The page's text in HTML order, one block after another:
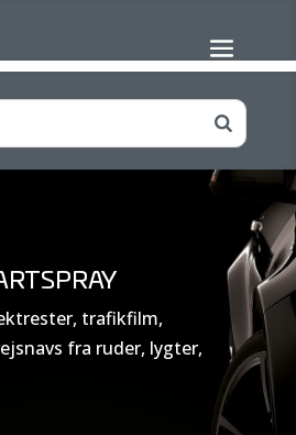
trafikfilm,
fra ruder, lygter,